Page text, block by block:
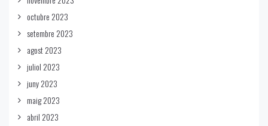
octubre 2023
setembre 2023
agost 2023
juliol 2023
juny 2023
maig 2023
abril 2023